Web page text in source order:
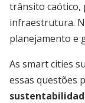
trânsito caótico,
infraestrutura.
planejamento e
As smart cities
essas questões